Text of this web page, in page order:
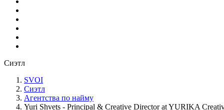
Сиэтл
SVOI
Сиэтл
Агентства по найму
Yuri Shvets - Principal & Creative Director at YURIKA